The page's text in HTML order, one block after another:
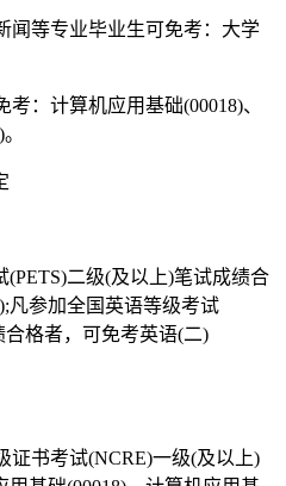
等专业毕业生可免考：大学
：计算机应用基础(00018)、
二级(及以上)笔试成绩合
凡参加全国英语等级考试
合格者，可免考英语(二)
书考试(NCRE)一级(及以上)